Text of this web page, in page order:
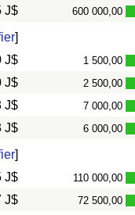
J$ 600 000,00
]
J$ 1 500,00
J$ 2 500,00
J$ 7 000,00
J$ 6 000,00
]
J$ 110 000,00
J$ 72 500,00